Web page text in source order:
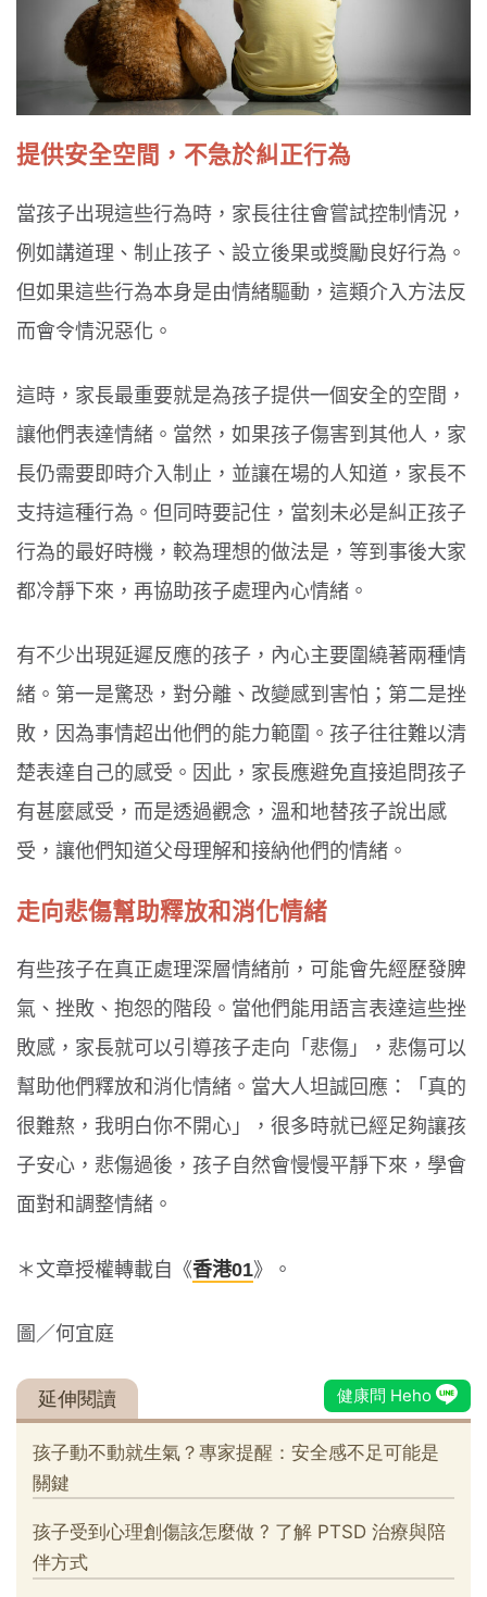
提供安全空間，不急於糾正行為
當孩子出現這些行為時，家長往往會嘗試控制情況，
例如講道理、制止孩子、設立後果或獎勵良好行為。
但如果這些行為本身是由情緒驅動，這類介入方法反
而會令情況惡化。
這時，家長最重要就是為孩子提供一個安全的空間，
讓他們表達情緒。當然，如果孩子傷害到其他人，家
長仍需要即時介入制止，並讓在場的人知道，家長不
支持這種行為。但同時要記住，當刻未必是糾正孩子
行為的最好時機，較為理想的做法是，等到事後大家
都冷靜下來，再協助孩子處理內心情緒。
有不少出現延遲反應的孩子，內心主要圍繞著兩種情
緒。第一是驚恐，對分離、改變感到害怕；第二是挫
敗，因為事情超出他們的能力範圍。孩子往往難以清
楚表達自己的感受。因此，家長應避免直接追問孩子
有甚麼感受，而是透過觀念，溫和地替孩子說出感
受，讓他們知道父母理解和接納他們的情緒。
走向悲傷幫助釋放和消化情緒
有些孩子在真正處理深層情緒前，可能會先經歷發脾
氣、挫敗、抱怨的階段。當他們能用語言表達這些挫
敗感，家長就可以引導孩子走向「悲傷」，悲傷可以
幫助他們釋放和消化情緒。當大人坦誠回應：「真的
很難熬，我明白你不開心」，很多時就已經足夠讓孩
子安心，悲傷過後，孩子自然會慢慢平靜下來，學會
面對和調整情緒。
＊文章授權轉載自《香港01》。
圖／何宜庭